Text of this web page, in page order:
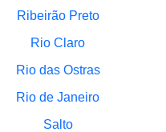
Ribeirão Preto
Rio Claro
Rio das Ostras
Rio de Janeiro
Salto